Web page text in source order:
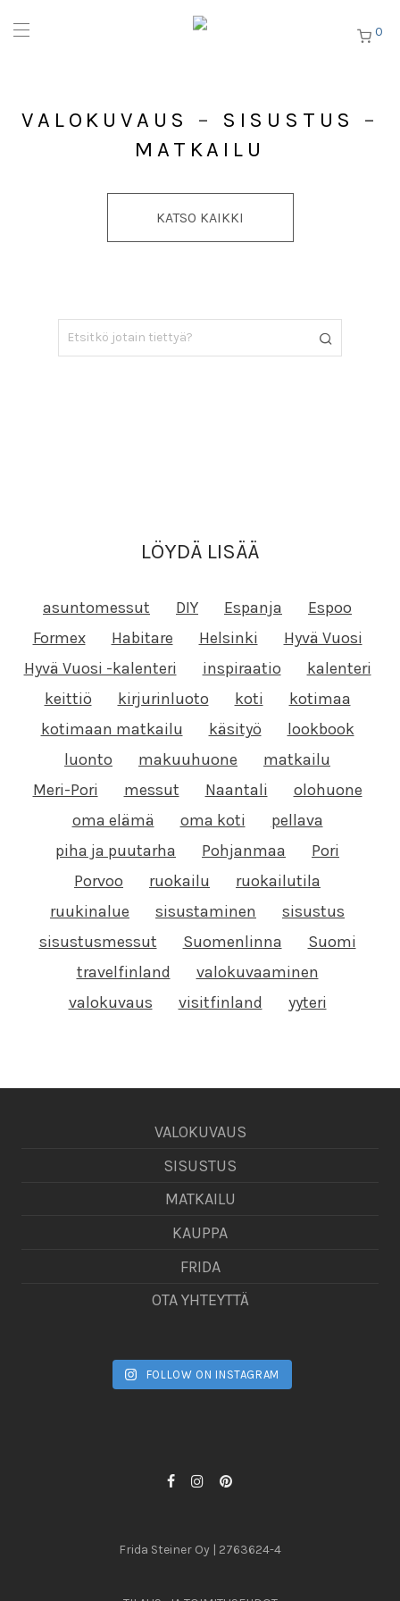
0
VALOKUVAUS – SISUSTUS
–
MATKAILU
KATSO KAIKKI
LÖYDÄ LISÄÄ
asuntomessut DIY Espanja
Espoo
Formex
Habitare Helsinki
Hyvä Vuosi
Hyvä Vuosi -kalenteri
inspiraatio
kalenteri
keittiö
kirjurinluoto koti
kotimaa
kotimaan matkailu
käsityö
lookbook
luonto
makuuhuone
matkailu
Meri-Pori
messut Naantali
olohuone
oma elämä
oma koti
pellava
piha ja puutarha
Pohjanmaa
Pori
Porvoo
ruokailu
ruokailutila
ruukinalue
sisustaminen
sisustus
sisustusmessut
Suomenlinna
Suomi
travelfinland
valokuvaaminen
valokuvaus
visitfinland yyteri
VALOKUVAUS
SISUSTUS
MATKAILU
KAUPPA
FRIDA
OTA YHTEYTTÄ
FOLLOW ON INSTAGRAM
Frida Steiner Oy | 2763624-4